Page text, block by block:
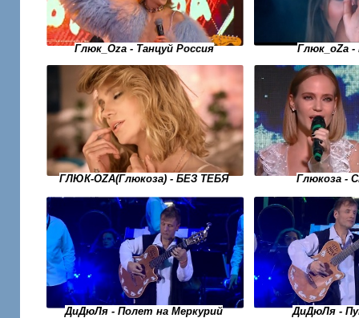
Глюк_Oza - Танцуй Россия Глюк_оZа
ГЛЮК-OZA(Глюкоза) - БЕЗ ТЕБЯ Глюкоза -
ДиДюЛя - Полет на Меркурий ДиДюЛя -